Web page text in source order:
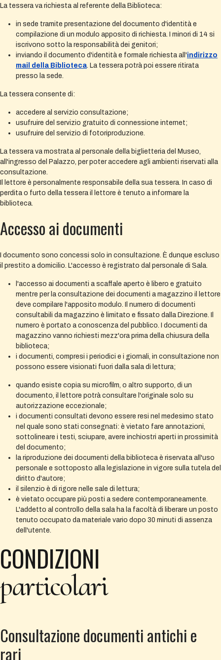
La tessera va richiesta al referente della Biblioteca:
in sede tramite presentazione del documento d'identità e
compilazione di un modulo apposito di richiesta. I minori di 14 si
iscrivono sotto la responsabilità dei genitori;
inviando il documento d'identità e formale richiesta all'indirizzo
mail della Biblioteca. La tessera potrà poi essere ritirata
presso la sede.
La tessera consente di:
accedere al servizio consultazione;
usufruire del servizio gratuito di connessione internet;
usufruire del servizio di fotoriproduzione.
La tessera va mostrata al personale della biglietteria del Museo,
all'ingresso del Palazzo, per poter accedere agli ambienti riservati alla
consultazione.
Il lettore è personalmente responsabile della sua tessera. In caso di
perdita o furto della tessera il lettore è tenuto a informare la
biblioteca.
Accesso ai documenti
I documento sono concessi solo in consultazione. È dunque escluso
il prestito a domicilio. L'accesso è registrato dal personale di Sala.
l'accesso ai documenti a scaffale aperto è libero e gratuito
mentre per la consultazione dei documenti a magazzino il lettore
deve compilare l'apposito modulo. Il numero di documenti
consultabili da magazzino è limitato e fissato dalla Direzione. Il
numero è portato a conoscenza del pubblico. I documenti da
magazzino vanno richiesti mezz'ora prima della chiusura della
biblioteca;
i documenti, compresi i periodici e i giornali, in consultazione non
possono essere visionati fuori dalla sala di lettura;
quando esiste copia su microfilm, o altro supporto, di un
documento, il lettore potrà consultare l'originale solo su
autorizzazione eccezionale;
i documenti consultati devono essere resi nel medesimo stato
nel quale sono stati consegnati: è vietato fare annotazioni,
sottolineare i testi, sciupare, avere inchiostri aperti in prossimità
del documento;
la riproduzione dei documenti della biblioteca è riservata all'uso
personale e sottoposto alla legislazione in vigore sulla tutela del
diritto d'autore;
il silenzio è di rigore nelle sale di lettura;
è vietato occupare più posti a sedere contemporaneamente.
L'addetto al controllo della sala ha la facoltà di liberare un posto
tenuto occupato da materiale vario dopo 30 minuti di assenza
dell'utente.
CONDIZIONI
particolari
Consultazione documenti antichi e
rari